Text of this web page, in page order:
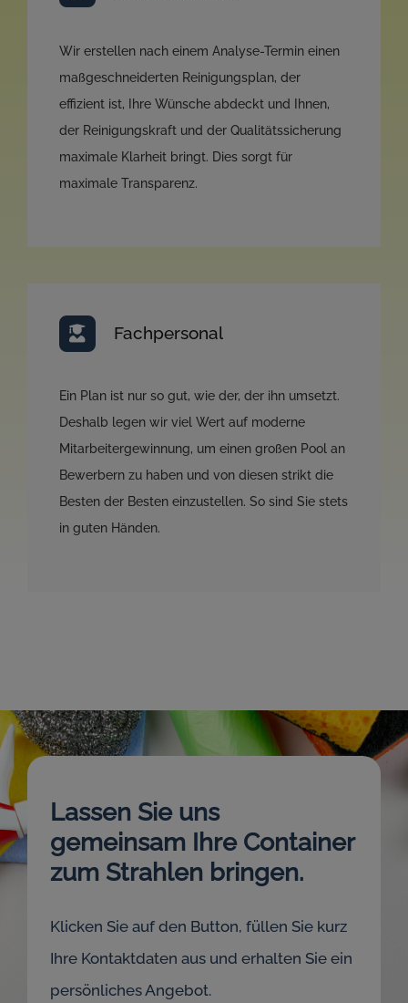
Wir erstellen nach einem Analyse-Termin einen
maßgeschneiderten Reinigungsplan, der
effizient ist, Ihre Wünsche abdeckt und Ihnen,
der Reinigungskraft und der Qualitätssicherung
maximale Klarheit bringt. Dies sorgt für
maximale Transparenz.
Fachpersonal
Ein Plan ist nur so gut, wie der, der ihn umsetzt.
Deshalb legen wir viel Wert auf moderne
Mitarbeitergewinnung, um einen großen Pool an
Bewerbern zu haben und von diesen strikt die
Besten der Besten einzustellen. So sind Sie stets
in guten Händen.
Lassen Sie uns
gemeinsam Ihre Container
zum Strahlen bringen.
Klicken Sie auf den Button, füllen Sie kurz
Ihre Kontaktdaten aus und erhalten Sie ein
persönliches Angebot.